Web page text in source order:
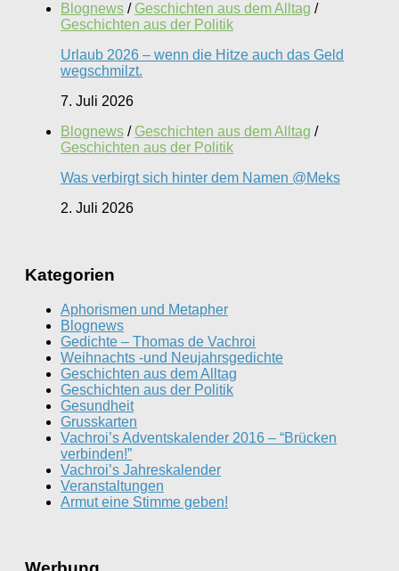
Blognews / Geschichten aus dem Alltag /
Geschichten aus der Politik
Urlaub 2026 – wenn die Hitze auch das Geld
wegschmilzt.
7. Juli 2026
Blognews / Geschichten aus dem Alltag /
Geschichten aus der Politik
Was verbirgt sich hinter dem Namen @Meks
2. Juli 2026
Kategorien
Aphorismen und Metapher
Blognews
Gedichte – Thomas de Vachroi
Weihnachts -und Neujahrsgedichte
Geschichten aus dem Alltag
Geschichten aus der Politik
Gesundheit
Grusskarten
Vachroi’s Adventskalender 2016 – “Brücken
verbinden!”
Vachroi’s Jahreskalender
Veranstaltungen
Armut eine Stimme geben!